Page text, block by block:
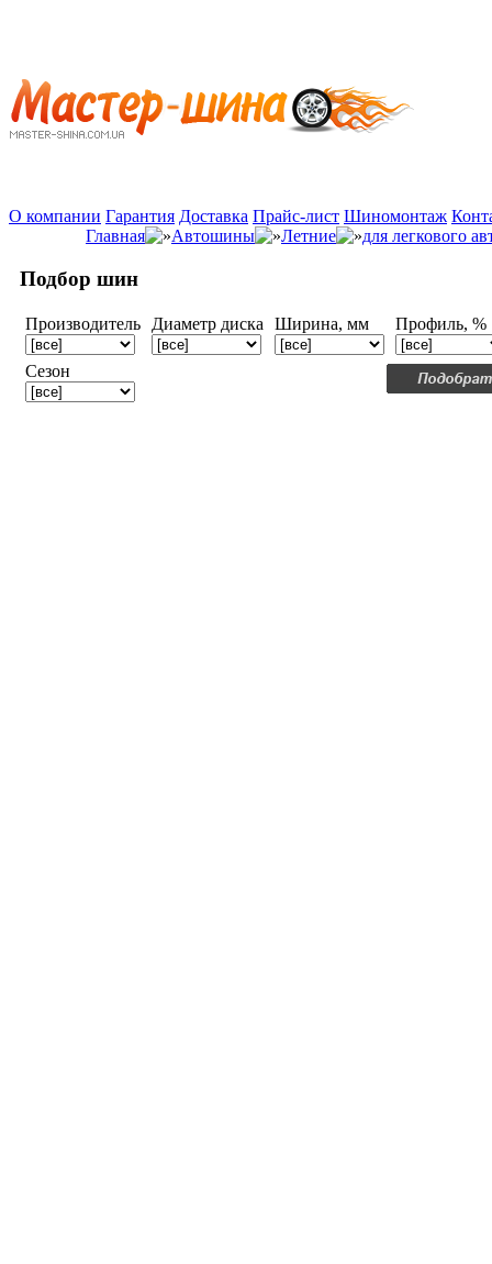
О компании Гарантия Доставка Прайс-лист Шиномонтаж
Главная
Автошины Летние для легкового
Подбор шин
Производитель Диаметр диска Ширина, мм Профиль, %
Сезон